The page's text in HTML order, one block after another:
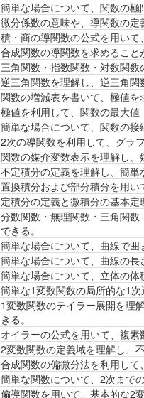
簡単な場合について、関数の
微分係数の意味や、導関数の
積・商の導関数の公式を用い
合成関数の導関数を求めること
三角関数・指数関数・対数関
逆三角関数を理解し、逆三角
関数の増減表を書いて、極値
極値を利用して、関数の最大
簡単な場合について、関数の
2次の導関数を利用して、グラ
関数の媒介変数表示を理解し
不定積分の定義を理解し、簡
置換積分および部分積分を用
定積分の定義と微積分の基本
分数関数・無理関数・三角関
できる。
簡単な場合について、曲線で
簡単な場合について、曲線の
簡単な場合について、立体の
簡単な1変数関数の局所的な1
1変数関数のテイラー展開を理
きる。
オイラーの公式を用いて、複
2変数関数の定義域を理解し、
合成関数の偏微分法を利用し
簡単な関数について、2次まで
偏導関数を用いて、基本的な2